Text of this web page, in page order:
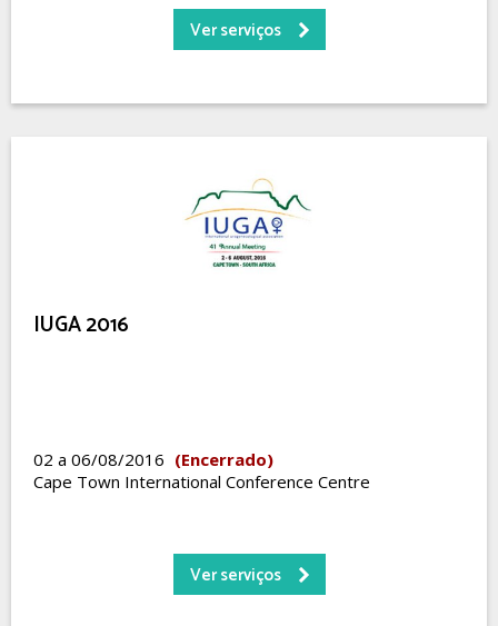
Ver serviços
IUGA 2016
02 a 06/08/2016 (Encerrado)
Cape Town International Conference Centre
Ver serviços